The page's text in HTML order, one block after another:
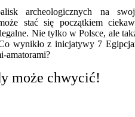
archeologicznych na
stać się początkiem
Nie tylko w Polsce, ale
wynikło z inicjatywy 7
amatorami?
może chwycić!